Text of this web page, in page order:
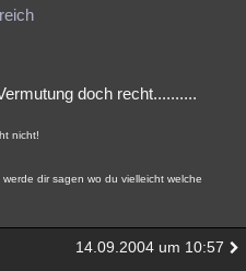
Gaming Filme
doch recht..........
nicht!
dir sagen wo du vielleicht welche
14.09.2004 um 10:57